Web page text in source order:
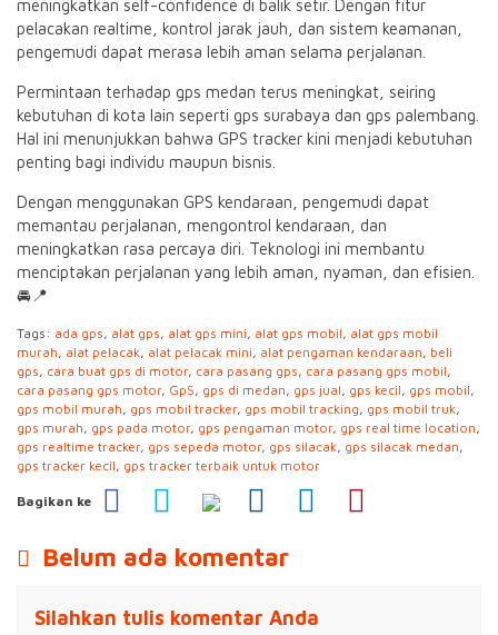
meningkatkan self-confidence di balik setir. Dengan fitur
pelacakan realtime, kontrol jarak jauh, dan sistem keamanan,
pengemudi dapat merasa lebih aman selama perjalanan.
Permintaan terhadap gps medan terus meningkat, seiring
kebutuhan di kota lain seperti gps surabaya dan gps palembang.
Hal ini menunjukkan bahwa GPS tracker kini menjadi kebutuhan
penting bagi individu maupun bisnis.
Dengan menggunakan GPS kendaraan, pengemudi dapat
memantau perjalanan, mengontrol kendaraan, dan
meningkatkan rasa percaya diri. Teknologi ini membantu
menciptakan perjalanan yang lebih aman, nyaman, dan efisien.
🚘📍
Tags: ada gps, alat gps, alat gps mini, alat gps mobil, alat gps mobil
murah, alat pelacak, alat pelacak mini, alat pengaman kendaraan, beli
gps, cara buat gps di motor, cara pasang gps, cara pasang gps mobil,
cara pasang gps motor, GpS, gps di medan, gps jual, gps kecil, gps mobil,
gps mobil murah, gps mobil tracker, gps mobil tracking, gps mobil truk,
gps murah, gps pada motor, gps pengaman motor, gps real time location,
gps realtime tracker, gps sepeda motor, gps silacak, gps silacak medan,
gps tracker kecil, gps tracker terbaik untuk motor
Bagikan ke
Belum ada komentar
Silahkan tulis komentar Anda